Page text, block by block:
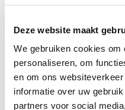
Deze website maakt
We gebruiken cookies
personaliseren, om
en om ons
informatie over uw
partners voor social
Continue reading
→
Continue reading...
Blog
Factuur